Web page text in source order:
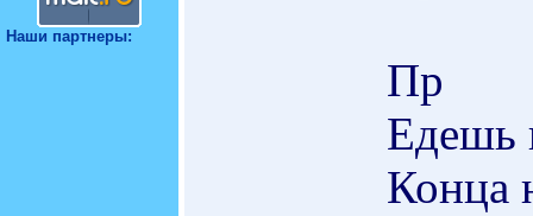
Наши партнеры:
Пр
Едешь
Конца